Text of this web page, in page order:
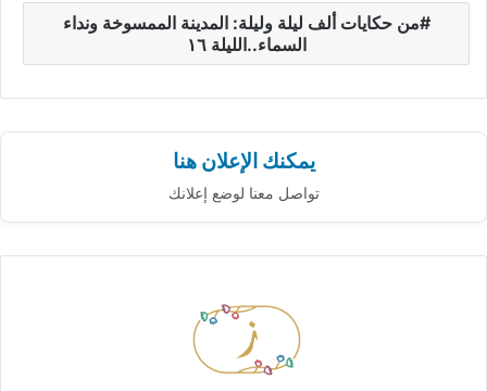
من حكايات ألف ليلة وليلة: المدينة الممسوخة ونداء
السماء..الليلة ١٦
يمكنك الإعلان هنا
تواصل معنا لوضع إعلانك